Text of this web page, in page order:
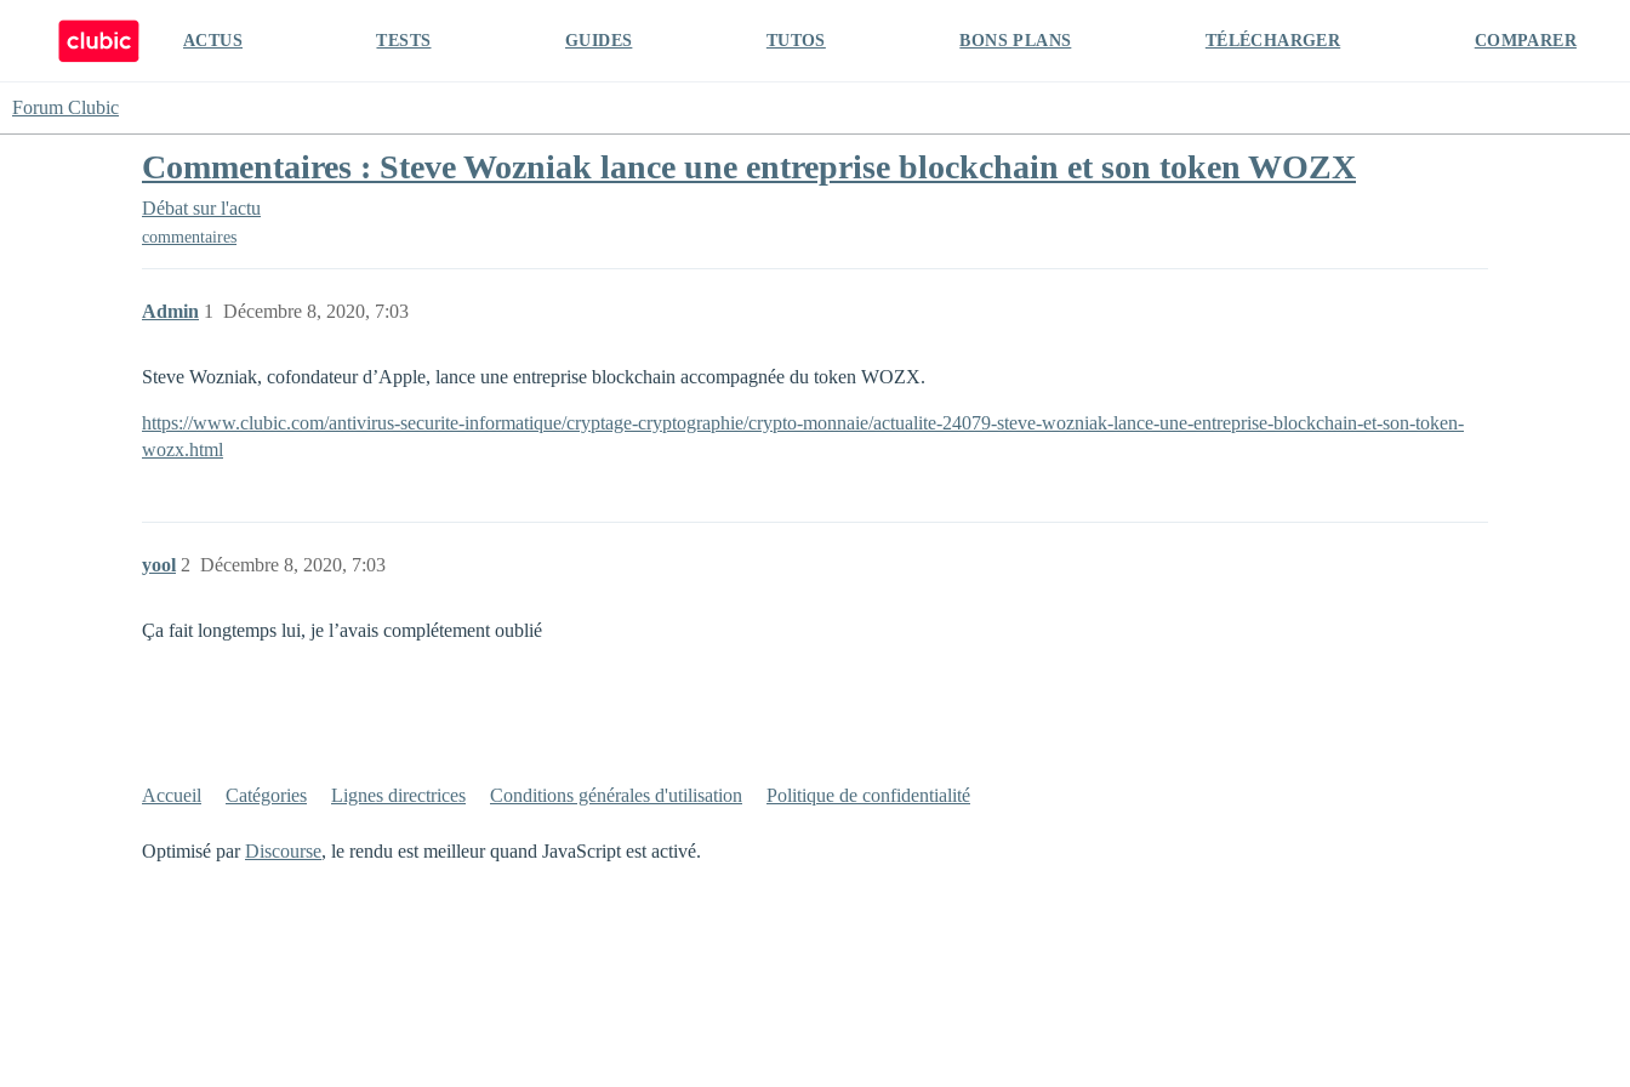
ACTUS TESTS GUIDES TUTOS BONS PLANS TÉLÉCHARGER COMPARER
Forum Clubic
Commentaires : Steve Wozniak lance une entreprise blockchain et son token WOZX
Débat sur l'actu
commentaires
Admin Décembre 8, 2020, 7:03
1
Steve Wozniak, cofondateur d’Apple, lance une entreprise blockchain accompagnée du token WOZX.
https://www.clubic.com/antivirus-securite-informatique/cryptage-cryptographie/crypto-monnaie/actualite-24079-steve-wozniak-lance-une-entreprise-blockchain-et-son-token-
wozx.html
yool Décembre 8, 2020, 7:03
2
Ça fait longtemps lui, je l’avais complétement oublié
Accueil Catégories Lignes directrices Conditions générales d'utilisation Politique de confidentialité
Optimisé parDiscourse, le rendu est meilleur quand JavaScript est activé.